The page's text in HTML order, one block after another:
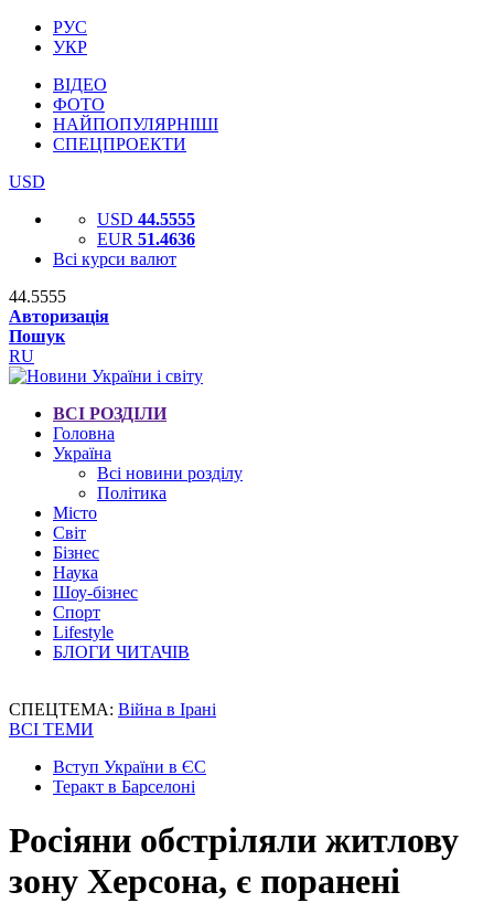
РУС
УКР
ВІДЕО
ФОТО
НАЙПОПУЛЯРНІШІ
СПЕЦПРОЕКТИ
USD
USD 44.5555
EUR 51.4636
Всі курси валют
44.5555
Авторизація
Пошук
RU
ВСІ РОЗДІЛИ
Головна
Україна
Всі новини розділу
Політика
Місто
Світ
Бізнес
Наука
Шоу-бізнес
Спорт
Lifestyle
БЛОГИ ЧИТАЧІВ
СПЕЦТЕМА: Війна в Ірані
ВСІ ТЕМИ
Вступ України в ЄС
Теракт в Барселоні
Росіяни обстріляли житлову
зону Херсона, є поранені